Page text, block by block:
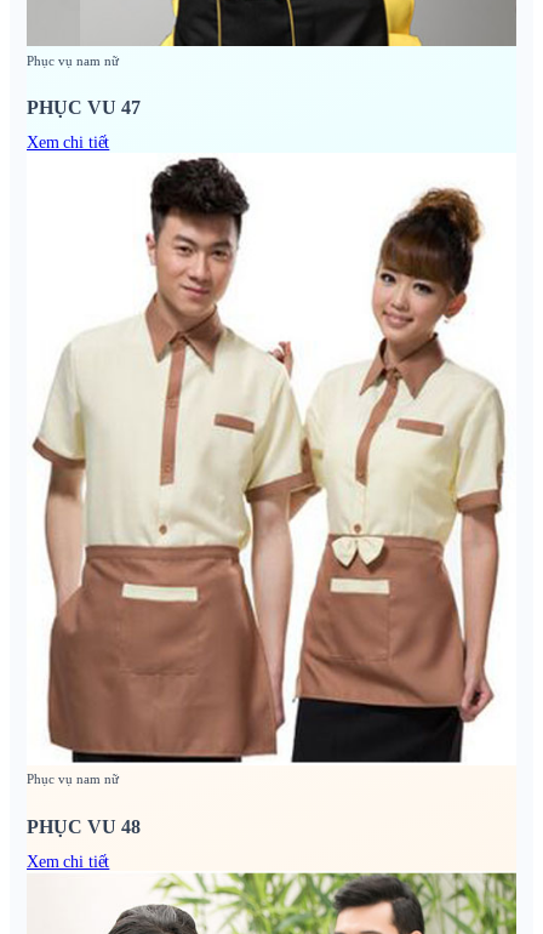
Phục vụ nam nữ
PHỤC VU 47
Xem chi tiết
Phục vụ nam nữ
PHỤC VU 48
Xem chi tiết